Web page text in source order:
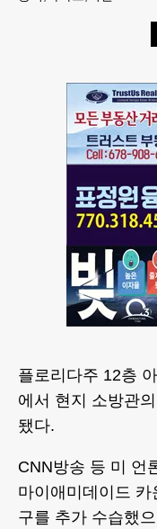
플로리다주 12층
에서 현지 소방관
됐다.
CNN방송 등 미 언
마이애미데이드
구를 추가 수습했